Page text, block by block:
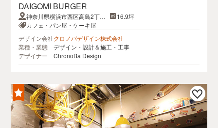
DAIGOMI BURGER
神奈川県横浜市西区高島2丁目
14−9 アソビル1階
16.9坪
カフェ・パン屋・ケーキ屋
デザイン会社クロノバデザイン株式会社
業種・業態
デザイン・設計＆施工・工事
デザイナー
ChronoBa Design